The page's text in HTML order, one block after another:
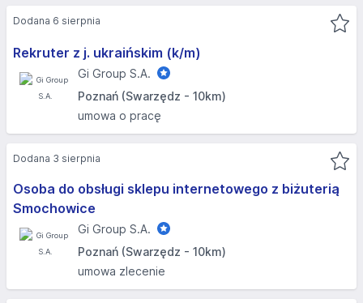
Rekruter z j. ukraińskim (k/m)
Gi Group S.A.
Poznań (Swarzędz - 10km)
umowa o pracę
Dodana 6 sierpnia
Osoba do obsługi sklepu internetowego z biżuterią
Smochowice
Gi Group S.A.
Poznań (Swarzędz - 10km)
umowa zlecenie
Dodana 3 sierpnia